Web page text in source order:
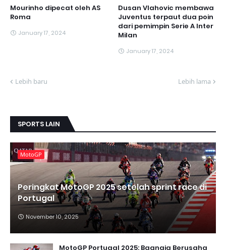
Mourinho dipecat oleh AS
Roma
January 17, 2024
Dusan Vlahovic membawa
Juventus terpaut dua poin
dari pemimpin Serie A Inter
Milan
January 17, 2024
Lebih baru Lebih lama
SPORTS LAIN
MotoGP
Peringkat MotoGP 2025 setelah sprint race di
Portugal
November 10, 2025
MotoGP Portugal 2025: Bagnaia Berusaha